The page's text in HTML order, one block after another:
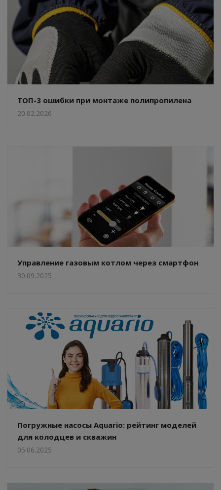
ТОП-3 ошибки при монтаже полипропилена
20.02.2026
Управление газовым котлом через смартфон
30.09.2025
Погружные насосы Aquario: рейтинг моделей
для колодцев и скважин
05.06.2025